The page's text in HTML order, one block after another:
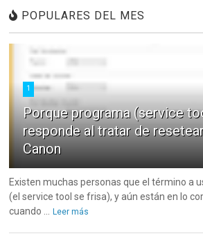
POPULARES DEL MES
1
Porque programa (service
responde al tratar de
Canon
Existen muchas personas que el término a
(el service tool se frisa), y aún están en lo
cuando ... Leer más